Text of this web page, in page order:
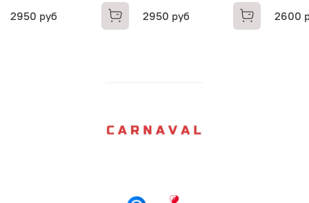
2950 руб
2950 руб
2600